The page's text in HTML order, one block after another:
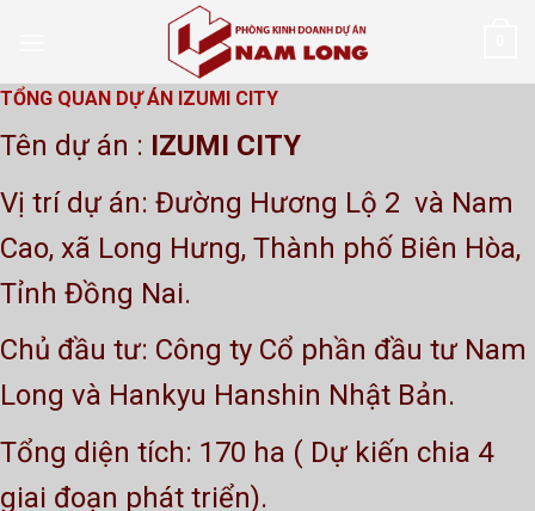
TỔNG QUAN DỰ ÁN IZUMI CITY
Tên dự án : IZUMI CITY
Vị trí dự án: Đường Hương Lộ 2 và Nam
Cao, xã Long Hưng, Thành phố Biên Hòa,
Tỉnh Đồng Nai.
Chủ đầu tư: Công ty Cổ phần đầu tư Nam
Long và Hankyu Hanshin Nhật Bản.
Tổng diện tích: 170 ha ( Dự kiến chia 4
giai đoạn phát triển).